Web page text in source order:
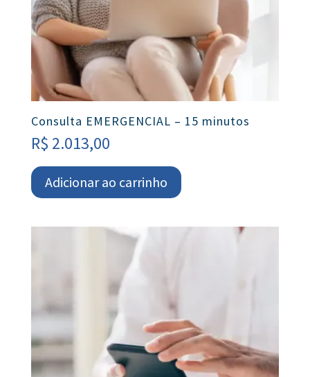
Consulta EMERGENCIAL – 15 minutos
R$ 2.013,00
Adicionar ao carrinho